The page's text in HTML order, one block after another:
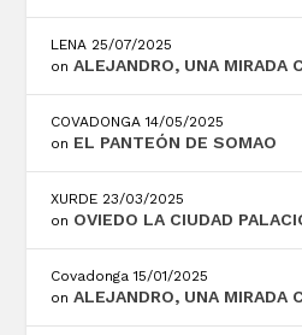
LENA 25/07/2025
onALEJANDRO, UNA MIRADA
COVADONGA 14/05/2025
on EL PANTEÓN DE SOMAO
XURDE 23/03/2025
on OVIEDO LA CIUDAD
Covadonga 15/01/2025
onALEJANDRO, UNA MIRADA